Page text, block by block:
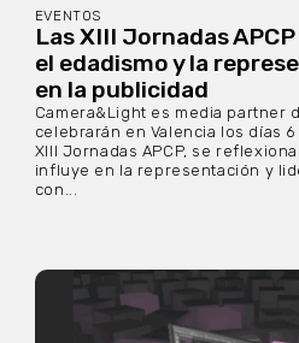
EVENTOS
Las XIII Jornadas
el edadismo y la
en la publicidad
Camera&Light es media partner
celebrarán en Valencia los días
XIII Jornadas APCP, se
influye en la representación y
con...